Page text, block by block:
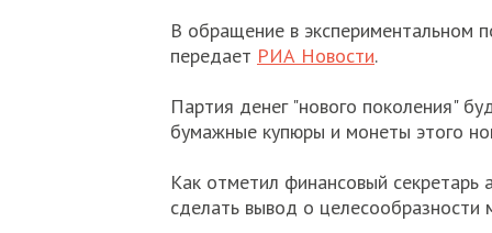
В обращение в экспериментальном
передает РИА Новости.
Партия денег "нового поколения"
бумажные купюры и монеты этого
Как отметил финансовый секретарь
сделать вывод о целесообразности